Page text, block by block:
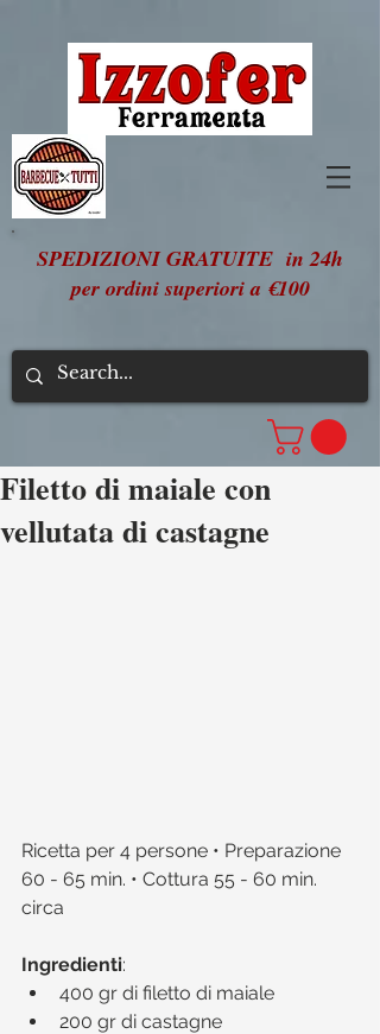
SPEDIZIONI GRATUITE in 24h
per ordini superiori a €100
Filetto di maiale con
vellutata di castagne
Ricetta per 4 persone • Preparazione
60 - 65 min. • Cottura 55 - 60 min.
circa
Ingredienti:​
400 gr di filetto di maiale
200 gr di castagne